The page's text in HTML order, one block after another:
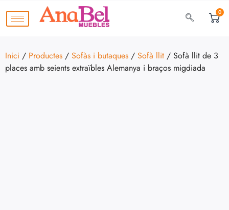
0
Inici / Productes / Sofàs i butaques / Sofà llit / Sofà llit de 3
places amb seients extraïbles Alemanya i braços migdiada